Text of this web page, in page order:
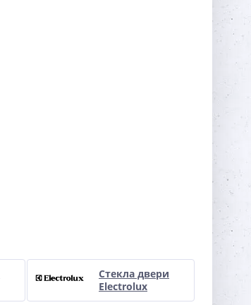
Стекла двери
Electrolux